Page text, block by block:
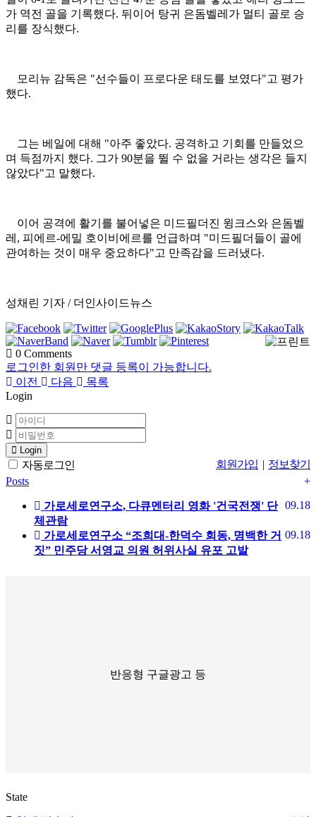
가 역전 골을 기록했다. 뒤이어 탕귀 은돔벨레가 멀티 골로 승
리를 장식했다.
모리뉴 감독은 "선수들이 프로다운 태도를 보였다"고 평가
했다.
그는 베일에 대해 "아주 좋았다. 공격하고 기회를 만들었으
며 득점까지 했다. 그가 90분을 뛸 수 없을 거라는 생각은 들지
않았다"고 말했다.
이어 공격에 활기를 불어넣은 미드필더진 윙크스와 은돔벨
레, 피에르-에밀 호이비에르를 언급하며 "미드필더들이 골에
관여하는 것이 매우 중요하다"고 만족감을 드러냈다.
성채린 기자 / 더인사이드뉴스
0 Comments
로그인한 회원만 댓글 등록이 가능합니다.
이전
다음
목록
Login
Login
자동로그인 회원가입 | 정보찾기
+
Posts
09.18
가로세로연구소, 다큐멘터리 영화 '건국전쟁' 단
체관람
09.18
가로세로연구소 “조희대-한덕수 회동, 명백한 거
짓” 민주당 서영교 의원 허위사실 유포 고발
반응형 구글광고 등
State